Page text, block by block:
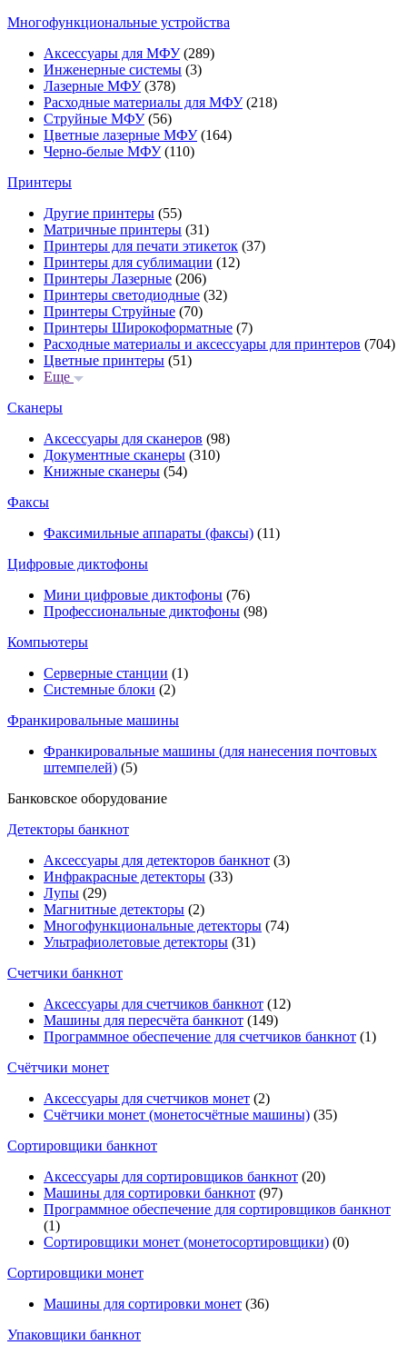
Многофункциональные устройства
Аксессуары для МФУ(289)
Инженерные системы (3)
Лазерные МФУ(378)
Расходные материалы для МФУ(218)
Струйные МФУ(56)
Цветные лазерные МФУ(164)
Черно-белые МФУ(110)
Принтеры
Другие принтеры (55)
Матричные принтеры (31)
Принтеры для печати этикеток (37)
Принтеры для сублимации (12)
Принтеры Лазерные (206)
Принтеры светодиодные (32)
Принтеры Струйные (70)
Принтеры Широкоформатные (7)
Расходные материалы и аксессуары для принтеров (704)
Цветные принтеры (51)
Еще
Сканеры
Аксессуары для сканеров (98)
Документные сканеры (310)
Книжные сканеры (54)
Факсы
Факсимильные аппараты (факсы) (11)
Цифровые диктофоны
Мини цифровые диктофоны (76)
Профессиональные диктофоны (98)
Компьютеры
Серверные станции (1)
Системные блоки (2)
Франкировальные машины
Франкировальные машины (для нанесения почтовых
штемпелей) (5)
Банковское оборудование
Детекторы банкнот
Аксессуары для детекторов банкнот (3)
Инфракрасные детекторы (33)
Лупы (29)
Магнитные детекторы (2)
Многофункциональные детекторы (74)
Ультрафиолетовые детекторы (31)
Счетчики банкнот
Аксессуары для счетчиков банкнот (12)
Машины для пересчёта банкнот (149)
Программное обеспечение для счетчиков банкнот (1)
Счётчики монет
Аксессуары для счетчиков монет (2)
Счётчики монет (монетосчётные машины) (35)
Cортировщики банкнот
Аксессуары для сортировщиков банкнот (20)
Машины для сортировки банкнот (97)
Программное обеспечение для сортировщиков банкнот
(1)
Сортировщики монет (монетосортировщики) (0)
Сортировщики монет
Машины для сортировки монет (36)
Упаковщики банкнот